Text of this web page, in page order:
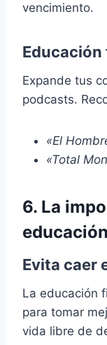
vencimiento.
Expande tus
podcasts.
«El
«Total
6. La
Evita caer
La educación
para tomar
vida libre de